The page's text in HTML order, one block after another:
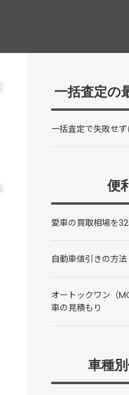
一括査定の
一括査定で失敗せ
便
愛車の買取相場を
自動車値引きの方法
オートックワン（
車の見積もり
車種